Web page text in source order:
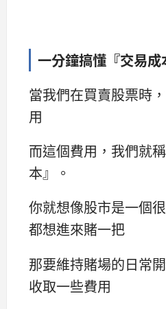
一分鐘搞懂『交易成
當我們在買賣股票時
用
而這個費用，我們就
本』。
你就想像股市是一個
都想進來賭一把
那要維持賭場的日常
收取一些費用